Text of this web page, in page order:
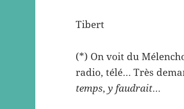
Tibert
(*) On voit du
radio, télé… Très
temps,y faudrait…